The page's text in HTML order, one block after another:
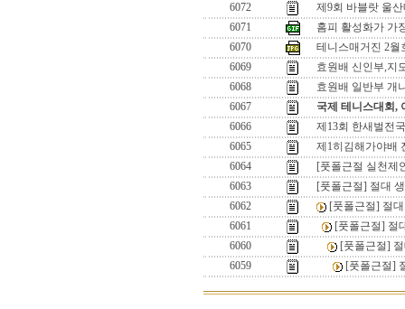
6072
제9회 바블랏 울
6071
홈피 활성화가 가
6070
테니스매거진 2월
6069
효원배 신인부,지
6068
효원배 일반부 개
6067
국제 테니스대회,
6066
제13회 한새벌전
6065
제1히김해가야배
6064
[풋폴근절 실천제
6063
[풋폴근절] 절대
6062
[풋폴근절] 절
6061
[풋폴근절] 절
6060
[풋폴근절]
6059
[풋폴근절]